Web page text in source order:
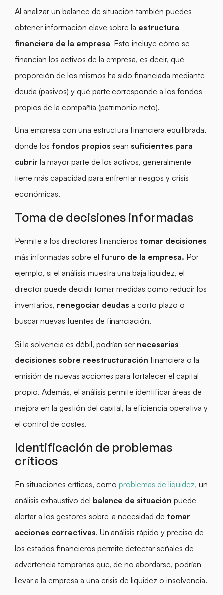
Al analizar un balance de situación también puedes
obtener información clave sobre la estructura
financiera de la empresa. Esto incluye cómo se
financian los activos de la empresa, es decir, qué
proporción de los mismos ha sido financiada mediante
deuda (pasivos) y qué parte corresponde a los fondos
propios de la compañía (patrimonio neto).
Una empresa con una estructura financiera equilibrada,
donde los fondos propios sean suficientes para
cubrir la mayor parte de los activos, generalmente
tiene más capacidad para enfrentar riesgos y crisis
económicas.
Toma de decisiones informadas
Permite a los directores financieros tomar decisiones
más informadas sobre el futuro de la empresa. Por
ejemplo, si el análisis muestra una baja liquidez, el
director puede decidir tomar medidas como reducir los
inventarios, renegociar deudas a corto plazo o
buscar nuevas fuentes de financiación.
Si la solvencia es débil, podrían ser necesarias
decisiones sobre reestructuración financiera o la
emisión de nuevas acciones para fortalecer el capital
propio. Además, el análisis permite identificar áreas de
mejora en la gestión del capital, la eficiencia operativa y
el control de costes.
Identificación de problemas
críticos
En situaciones críticas, como problemas de liquidez, un
análisis exhaustivo del balance de situación puede
alertar a los gestores sobre la necesidad de tomar
acciones correctivas. Un análisis rápido y preciso de
los estados financieros permite detectar señales de
advertencia tempranas que, de no abordarse, podrían
llevar a la empresa a una crisis de liquidez o insolvencia.